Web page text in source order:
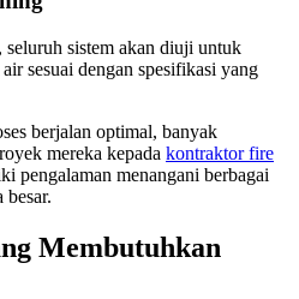
seluruh sistem akan diuji untuk
sesuai dengan spesifikasi yang
berjalan optimal, banyak
mereka kepada kontraktor fire
pengalaman menangani berbagai
Membutuhkan